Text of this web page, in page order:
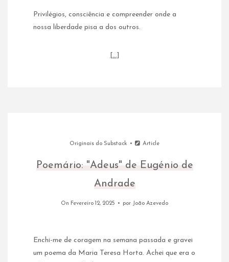
Privilégios, consciência e compreender onde a
nossa liberdade pisa a dos outros.
[…]
Originais do Substack Article
Poemário: "Adeus" de Eugénio de
Andrade
On Fevereiro 12, 2025 por João Azevedo
Enchi-me de coragem na semana passada e gravei
um poema da Maria Teresa Horta. Achei que era o